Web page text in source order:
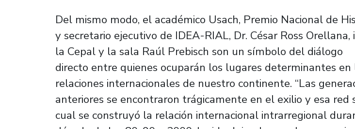
Del mismo modo, el académico Usach, Premio Nacional de
y secretario ejecutivo de IDEA-RIAL, Dr. César Ross Orellana,
la Cepal y la sala Raúl Prebisch son un símbolo del diálogo
directo entre quienes ocuparán los lugares determinantes
relaciones internacionales de nuestro continente. “Las
anteriores se encontraron trágicamente en el exilio y esa red
cual se construyó la relación internacional intrarregional